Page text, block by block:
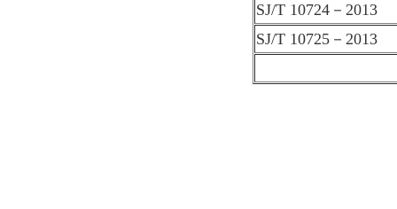
SJ/T 10724－2013
SJ/T 10725－2013